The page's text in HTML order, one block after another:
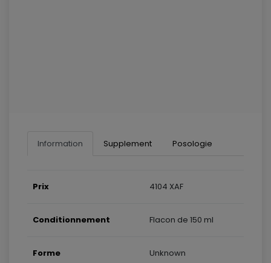
Information Supplement Posologie
Prix 4104 XAF
Conditionnement Flacon de 150 ml
Forme Unknown